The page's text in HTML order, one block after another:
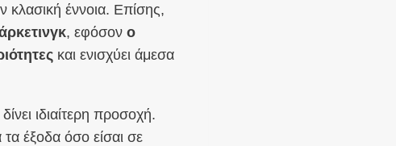
κλασική έννοια. Επίσης,
, εφόσον ο
και ενισχύει άμεσα
ιδιαίτερη προσοχή.
έξοδα όσο είσαι σε